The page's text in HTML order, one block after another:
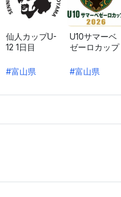
仙人カップU-
12 1日目
#富山県
U10サマーベ
ゼーロカップ
#富山県